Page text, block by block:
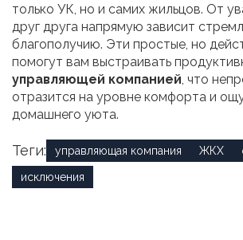
только УК, но и самих жильцов. От
друг друга напрямую зависит
благополучию. Эти простые, но
помогут вам выстраивать
управляющей компанией , что
отразится на уровне комфорта и
домашнего уюта.
Теги: управляющая компания ЖКХ
исключения